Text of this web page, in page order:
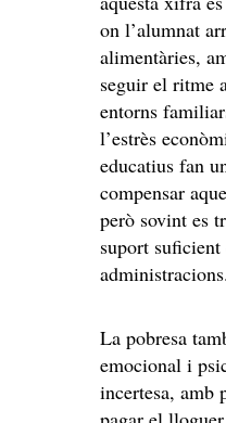
on l’alumnat
alimentàries,
seguir el ritme
entorns
l’estrès
educatius fan
compensar
però sovint es
suport suficient
administracions.
La pobresa
emocional i
incertesa, amb